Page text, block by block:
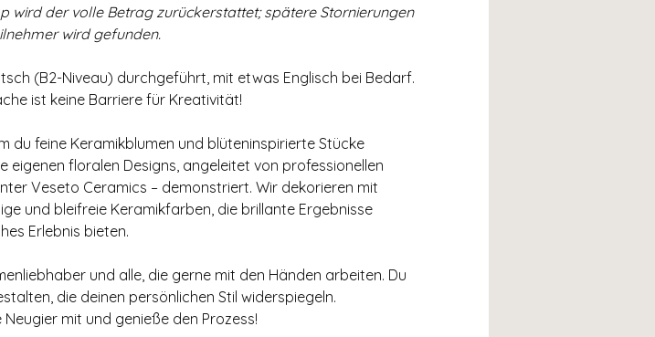
wird der volle Betrag zurückerstattet; spätere Stornierungen
wird gefunden.
(B2-Niveau) durchgeführt, mit etwas Englisch bei Bedarf.
ist keine Barriere für Kreativität!
du feine Keramikblumen und blüteninspirierte Stücke
floralen Designs, angeleitet von professionellen
Veseto Ceramics – demonstriert. Wir dekorieren mit
und bleifreie Keramikfarben, die brillante Ergebnisse
Erlebnis bieten.
und alle, die gerne mit den Händen arbeiten. Du
die deinen persönlichen Stil widerspiegeln.
mit und genieße den Prozess!